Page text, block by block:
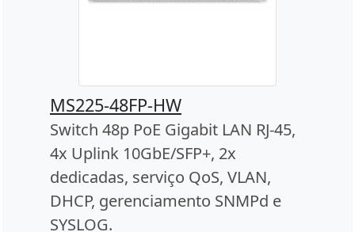
MS225-48FP-HW
Switch 48p PoE Gigabit LAN RJ-45,
4x Uplink 10GbE/SFP+, 2x
dedicadas, serviço QoS, VLAN,
DHCP, gerenciamento SNMPd e
SYSLOG.